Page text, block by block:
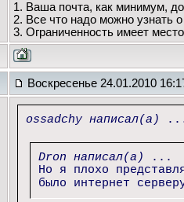
1. Ваша почта, как минимум,
2. Все что надо можно узнать
3. Ограниченность имеет
Воскресенье 24.01.2010
ossadchy написал(а)
Dron написал(а) ...
Но я плохо
было интернет